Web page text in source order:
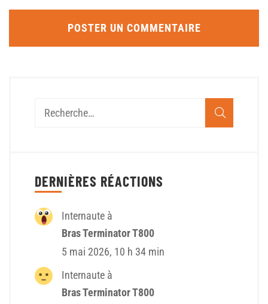
DERNIÈRES RÉACTIONS
Internaute à
Bras Terminator T800
5 mai 2026, 10 h 34 min
Internaute à
Bras Terminator T800